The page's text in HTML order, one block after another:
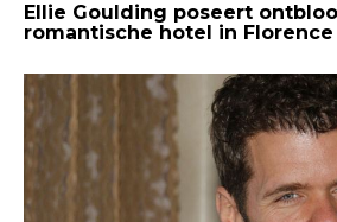
Ellie Goulding poseert
romantische hotel in Florence